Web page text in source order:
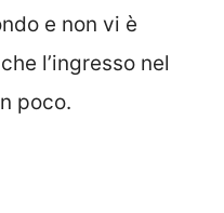
e non vi è
l’ingresso nel
poco.